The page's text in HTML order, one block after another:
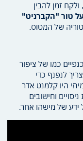
זמן להבין
טור "הקברניט"
של המטוס.
כמו של ציפור
לנפנף כדי
היו קלמנט אדר
וחישובים
של מישהו אחר.